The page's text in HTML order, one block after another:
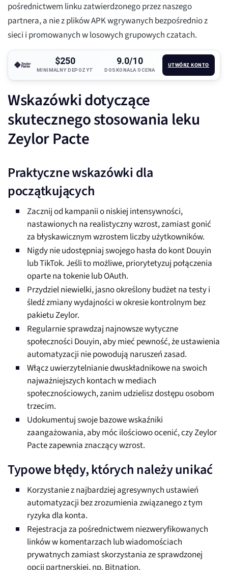
pośrednictwem linku zatwierdzonego przez naszego
partnera, a nie z plików APK wgrywanych bezpośrednio z
sieci i promowanych w losowych grupowych czatach.
$250
MINIMALNY DEPOZYT
9.0/10
DOSKONAŁA OCENA
UTWÓRZ KONTO
Wskazówki dotyczące
skutecznego stosowania leku
Zeylor Pacte
Praktyczne wskazówki dla
początkujących
Zacznij od kampanii o niskiej intensywności,
nastawionych na realistyczny wzrost, zamiast gonić
za błyskawicznym wzrostem liczby użytkowników.
Nigdy nie udostępniaj swojego hasła do kont Douyin
lub TikTok. Jeśli to możliwe, priorytetyzuj połączenia
oparte na tokenie lub OAuth.
Przydziel niewielki, jasno określony budżet na testy i
śledź zmiany wydajności w okresie kontrolnym bez
pakietu Zeylor.
Regularnie sprawdzaj najnowsze wytyczne
społeczności Douyin, aby mieć pewność, że ustawienia
automatyzacji nie powodują naruszeń zasad.
Włącz uwierzytelnianie dwuskładnikowe na swoich
najważniejszych kontach w mediach
społecznościowych, zanim udzielisz dostępu osobom
trzecim.
Udokumentuj swoje bazowe wskaźniki
zaangażowania, aby móc ilościowo ocenić, czy Zeylor
Pacte zapewnia znaczący wzrost.
Typowe błędy, których należy unikać
Korzystanie z najbardziej agresywnych ustawień
automatyzacji bez zrozumienia związanego z tym
ryzyka dla konta.
Rejestracja za pośrednictwem niezweryfikowanych
linków w komentarzach lub wiadomościach
prywatnych zamiast skorzystania ze sprawdzonej